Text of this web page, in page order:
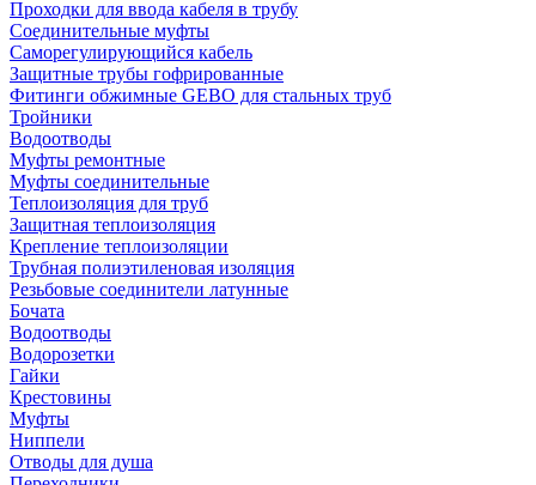
Проходки для ввода кабеля в трубу
Соединительные муфты
Саморегулирующийся кабель
Защитные трубы гофрированные
Фитинги обжимные GEBO для стальных труб
Тройники
Водоотводы
Муфты ремонтные
Муфты соединительные
Теплоизоляция для труб
Защитная теплоизоляция
Крепление теплоизоляции
Трубная полиэтиленовая изоляция
Резьбовые соединители латунные
Бочата
Водоотводы
Водорозетки
Гайки
Крестовины
Муфты
Ниппели
Отводы для душа